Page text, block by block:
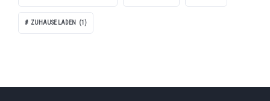
ZUHAUSE LADEN (1)